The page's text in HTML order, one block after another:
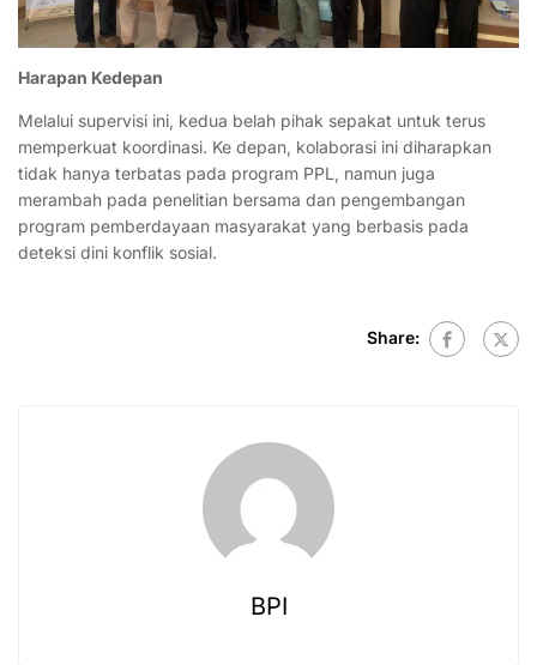
Harapan Kedepan
Melalui supervisi ini, kedua belah pihak sepakat untuk terus
memperkuat koordinasi. Ke depan, kolaborasi ini diharapkan
tidak hanya terbatas pada program PPL, namun juga
merambah pada penelitian bersama dan pengembangan
program pemberdayaan masyarakat yang berbasis pada
deteksi dini konflik sosial.
Share:
BPI